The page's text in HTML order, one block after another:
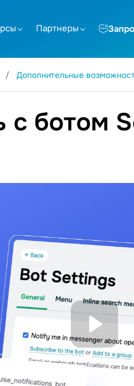
Партнеры
Дополнительные
с ботом